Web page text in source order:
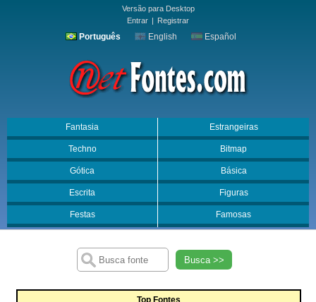
Versão para Desktop
Entrar | Registrar
Português English Español
Fantasia Estrangeiras
Techno Bitmap
Gótica Básica
Escrita Figuras
Festas Famosas
Busca >>
Top Fontes